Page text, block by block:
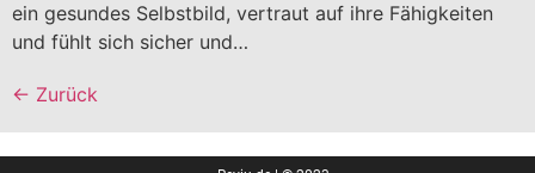
ein gesundes Selbstbild, vertraut auf ihre Fähigkeiten
und fühlt sich sicher und…
← Zurück